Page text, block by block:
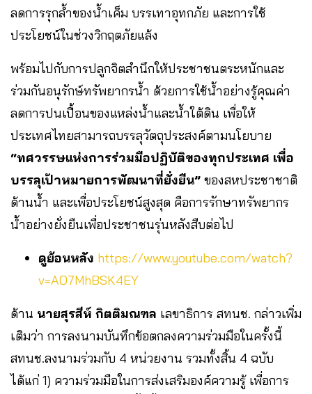
ลดการรุกล้ำของน้ำเค็ม บรรเทาอุทกภัย และการใช้
ประโยชน์ในช่วงวิกฤตภัยแล้ง
พร้อมไปกับการปลูกจิตสำนึกให้ประชาชนตระหนักและ
ร่วมกันอนุรักษ์ทรัพยากรน้ำ ด้วยการใช้น้ำอย่างรู้คุณค่า
ลดการปนเปื้อนของแหล่งน้ำและน้ำใต้ดิน เพื่อให้
ประเทศไทยสามารถบรรลุวัตถุประสงค์ตามนโยบาย
“ทศวรรษแห่งการร่วมมือปฏิบัติของทุกประเทศ เพื่อ
บรรลุเป้าหมายการพัฒนาที่ยั่งยืน” ของสหประชาชาติ
ด้านน้ำ และเพื่อประโยชน์สูงสุด คือการรักษาทรัพยากร
น้ำอย่างยั่งยืนเพื่อประชาชนรุ่นหลังสืบต่อไป
ดูย้อนหลัง https://www.youtube.com/watch?
v=AO7MhBSK4EY
ด้าน นายสุรสีห์ กิตติมณฑล เลขาธิการ สทนช. กล่าวเพิ่ม
เติมว่า การลงนามบันทึกข้อตกลงความร่วมมือในครั้งนี้
สทนช.ลงนามร่วมกับ 4 หน่วยงาน รวมทั้งสิ้น 4 ฉบับ
ได้แก่ 1) ความร่วมมือในการส่งเสริมองค์ความรู้ เพื่อการ